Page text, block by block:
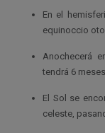
En el
equinoccio
Anochecerá
tendrá 6
El Sol se
celeste,